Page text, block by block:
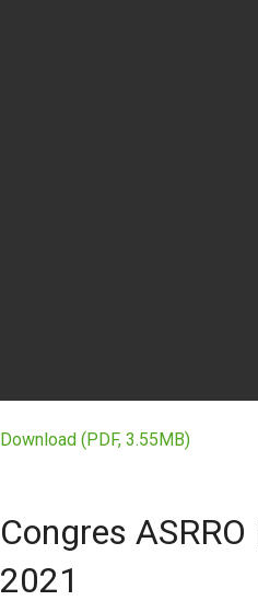
Download (PDF, 3.55MB)
Congres
2021